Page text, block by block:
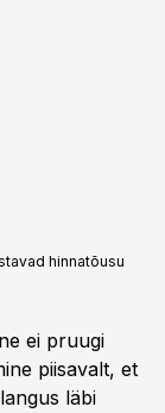
hinnatõusu
ei pruugi
piisavalt, et
läbi